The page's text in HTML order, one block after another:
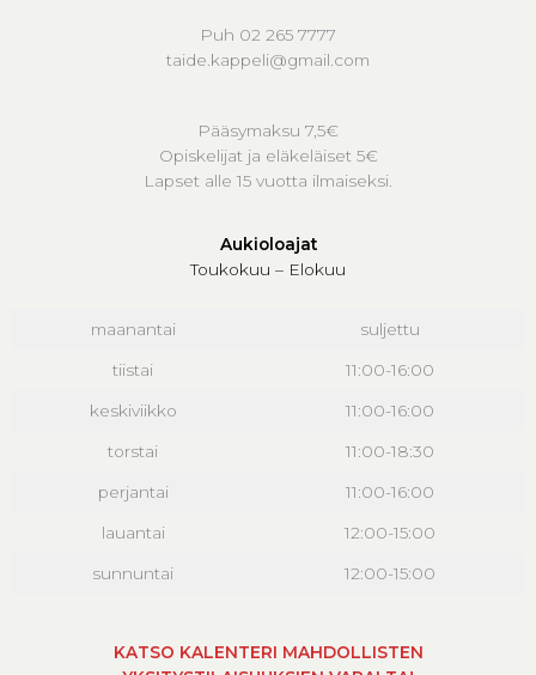
Puh 02 265 7777
taide.kappeli@gmail.com
Pääsymaksu 7,5€
Opiskelijat ja eläkeläiset 5€
Lapset alle 15 vuotta ilmaiseksi.
Aukioloajat
Toukokuu – Elokuu
maanantai suljettu
tiistai 11:00-16:00
keskiviikko 11:00-16:00
torstai 11:00-18:30
perjantai 11:00-16:00
lauantai 12:00-15:00
sunnuntai 12:00-15:00
KATSO KALENTERI MAHDOLLISTEN